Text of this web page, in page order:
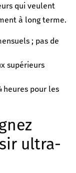
qui veulent
à long terme.
; pas de
supérieurs
pour les
ultra-